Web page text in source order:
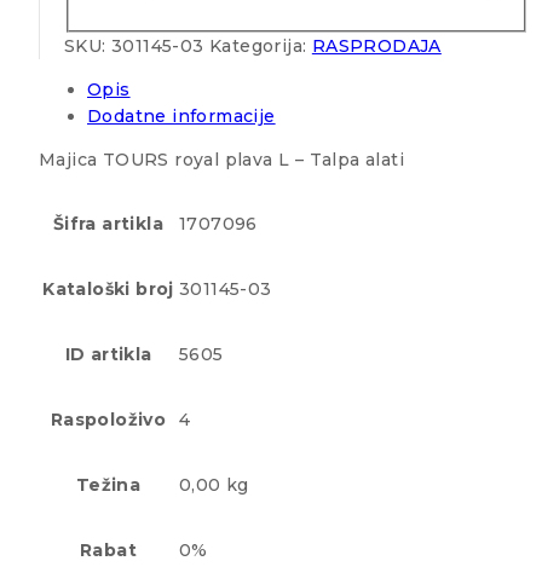
SKU: 301145-03 Kategorija: RASPRODAJA
Opis
Dodatne informacije
Majica TOURS royal plava L – Talpa alati
Šifra artikla 1707096
Kataloški broj 301145-03
ID artikla 5605
Raspoloživo 4
Težina 0,00 kg
Rabat 0%